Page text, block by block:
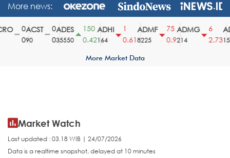
More news:
ACST
90
ADES
35550
150
0.42
ADHI
164
0.61
ADMF
8225
75
0.9
ADMG
214
2.731510
More Market Data
Market Watch
Last updated : 03.18 WIB | 24/07/2026
Data is a realtime snapshot, delayed at 10 minutes